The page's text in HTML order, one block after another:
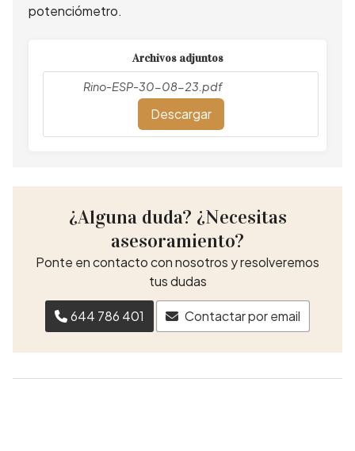
potenciómetro.
Archivos adjuntos
Rino-ESP-30-08-23.pdf
Descargar
¿Alguna duda? ¿Necesitas
asesoramiento?
Ponte en contacto con nosotros y resolveremos
tus dudas
644 786 401 Contactar por email